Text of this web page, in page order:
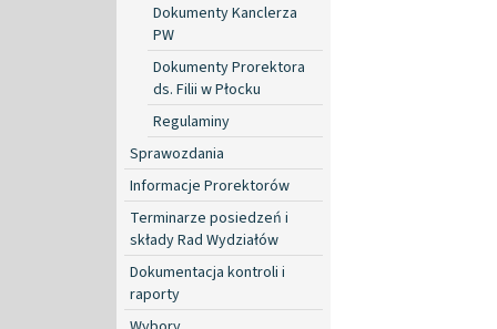
Dokumenty Kanclerza
PW
Dokumenty Prorektora
ds. Filii w Płocku
Regulaminy
Sprawozdania
Informacje Prorektorów
Terminarze posiedzeń i
składy Rad Wydziałów
Dokumentacja kontroli i
raporty